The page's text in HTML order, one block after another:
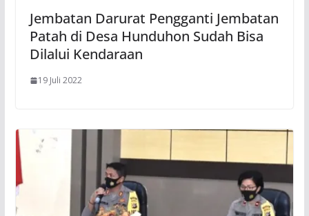
Jembatan Darurat Pengganti Jembatan
Patah di Desa Hunduhon Sudah Bisa
Dilalui Kendaraan
19 Juli 2022